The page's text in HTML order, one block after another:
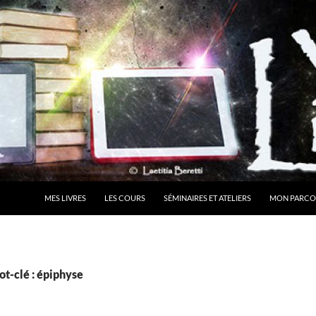
MES LIVRES LES COURS SÉMINAIRES ET ATELIERS MON
clé : épiphyse